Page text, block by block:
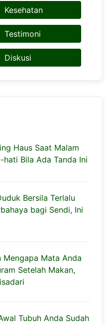
Kesehatan
Testimoni
Diskusi
Haus Saat Malam
hati Bila Ada Tanda Ini
Bersila Terlalu
bagi Sendi, Ini
Mengapa Mata Anda
Setelah Makan,
Tubuh Anda Sudah